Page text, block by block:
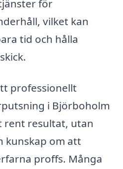
för
vilket kan
tid och hålla
professionellt
i Björboholm
rent resultat, utan
kunskap om att
proffs. Många